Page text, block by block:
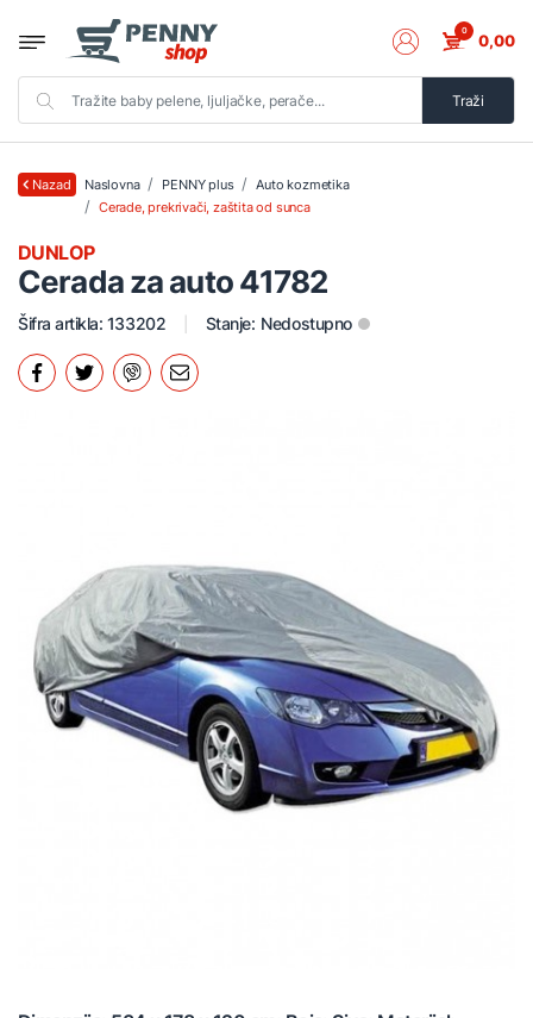
Traži
0 0,00
Nazad Naslovna PENNY plus
Auto kozmetika
Cerade, prekrivači, zaštita od sunca
Cerada za auto 41782
DUNLOP
Šifra artikla: 133202 Stanje: Nedostupno